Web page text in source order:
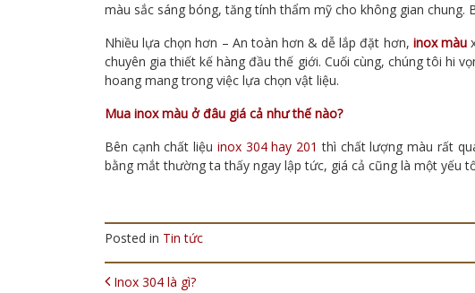
màu sắc sáng bóng, tăng tính thẩm mỹ cho không gian chung.
Nhiều lựa chọn hơn – An toàn hơn & dễ lắp đặt hơn, inox màu
chuyên gia thiết kế hàng đầu thế giới. Cuối cùng, chúng tôi hi
hoang mang trong việc lựa chọn vật liệu.
Mua inox màu ở đâu giá cả như thế nào?
Bên cạnh chất liệu inox 304 hay 201 thì chất lượng màu rất
bằng mắt thường ta thấy ngay lập tức, giá cả cũng là một yếu
Posted in Tin tức
POST NAVIGATION
Inox 304 là gì?